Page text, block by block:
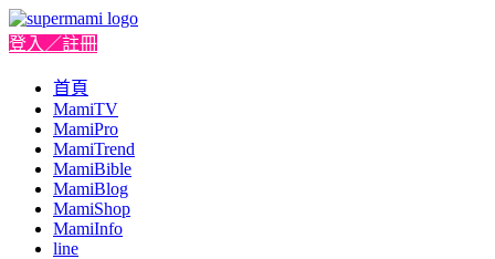
登入／註冊
首頁
MamiTV
MamiPro
MamiTrend
MamiBible
MamiBlog
MamiShop
MamiInfo
line